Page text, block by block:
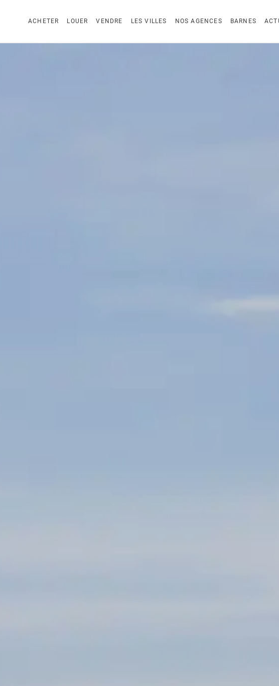
ACHETER LOUER VENDRE LES VILLES NOS AGENCES BARNES